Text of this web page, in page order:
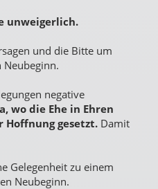
unweigerlich.
und die Bitte um
Neubeginn.
negative
wo die Ehe in Ehren
gesetzt. Damit
Gelegenheit zu einem
Neubeginn.